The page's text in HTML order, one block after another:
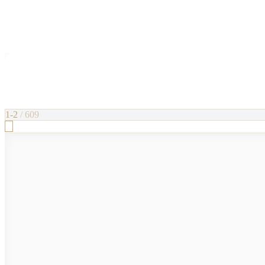
1-2 / 609